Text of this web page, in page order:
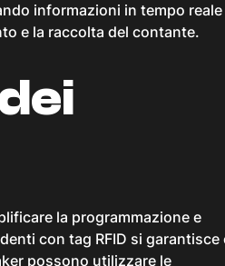
informazioni in tempo reale
e la raccolta del contante.
la programmazione e
con tag RFID si garantisce
possono utilizzare le